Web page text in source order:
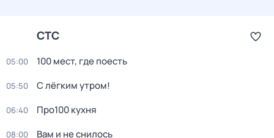
СТС
05:00 100 мест, гдe поеcть
05:50 С лёгким утром!
06:40 Про100 кухня
08:00 Вам и не снилось